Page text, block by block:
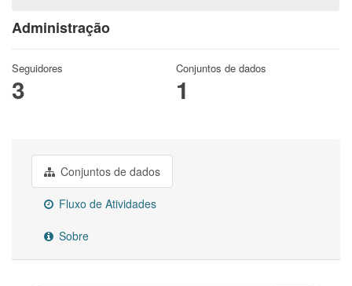
Administração
Seguidores
3
Conjuntos de dados
1
Conjuntos de dados
Fluxo de Atividades
Sobre